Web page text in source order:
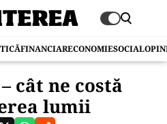
FINANCIARECONOMIESOCIAL
cât ne costă
lumii